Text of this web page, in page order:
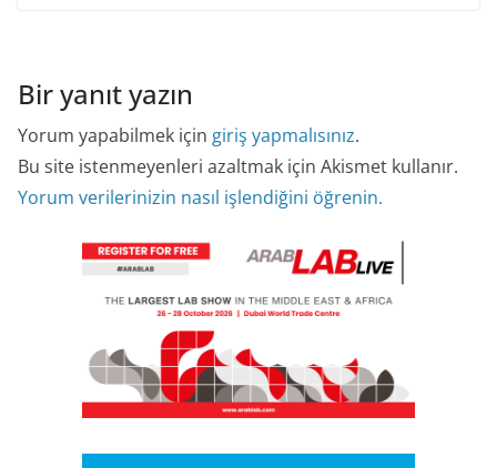
Bir yanıt yazın
Yorum yapabilmek için giriş yapmalısınız.
Bu site istenmeyenleri azaltmak için Akismet kullanır.
Yorum verilerinizin nasıl işlendiğini öğrenin.